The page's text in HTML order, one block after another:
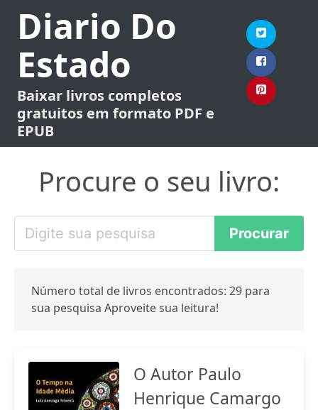
Diario Do
Estado
Baixar livros completos
gratuitos em formato PDF e
EPUB
Procure o seu livro:
Número total de livros encontrados: 29 para
sua pesquisa Aproveite sua leitura!
O Autor Paulo
Henrique Camargo